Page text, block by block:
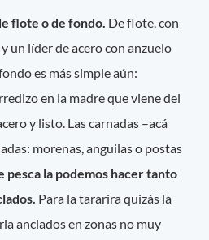
flote o de fondo. De flote, con
un líder de acero con anzuelo
es más simple aún:
en la madre que viene del
y listo. Las carnadas –acá
morenas, anguilas o postas
pesca la podemos hacer tanto
Para la tararira quizás la
anclados en zonas no muy